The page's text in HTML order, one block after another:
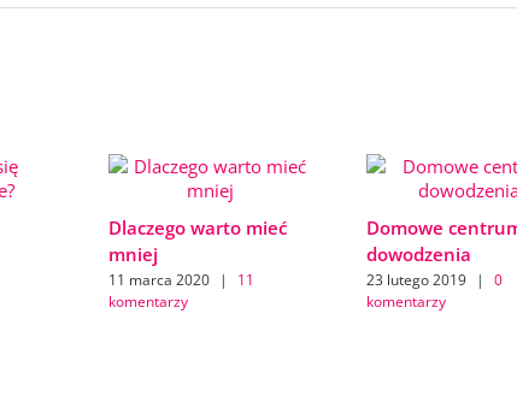
Dlaczego warto mieć
mniej
11 marca 2020 |
11
komentarzy
Domowe
dowodzenia
23 lutego 2019 |
0
komentarzy